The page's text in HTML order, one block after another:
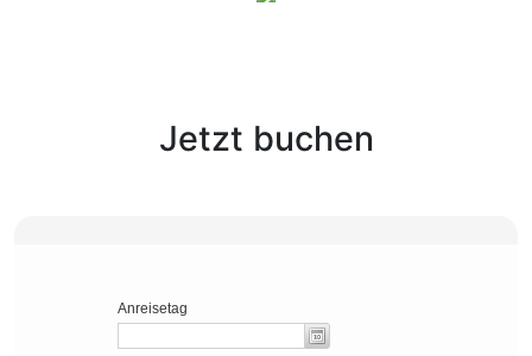
Jetzt buchen